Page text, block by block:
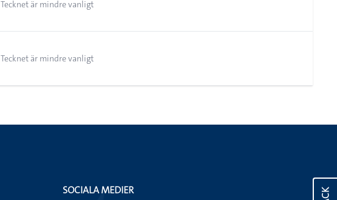
Tecknet är mindre vanligt
Tecknet är mindre vanligt
SOCIALA MEDIER